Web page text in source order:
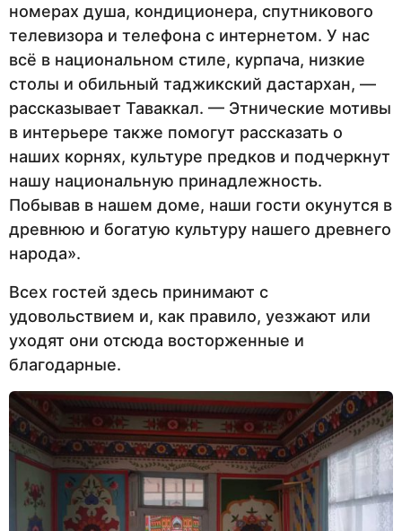
номерах душа, кондиционера, спутникового
телевизора и телефона с интернетом. У нас
всё в национальном стиле, курпача, низкие
столы и обильный таджикский дастархан, —
рассказывает Таваккал. — Этнические мотивы
в интерьере также помогут рассказать о
наших корнях, культуре предков и подчеркнут
нашу национальную принадлежность.
Побывав в нашем доме, наши гости окунутся в
древнюю и богатую культуру нашего древнего
народа».
Всех гостей здесь принимают с
удовольствием и, как правило, уезжают или
уходят они отсюда восторженные и
благодарные.